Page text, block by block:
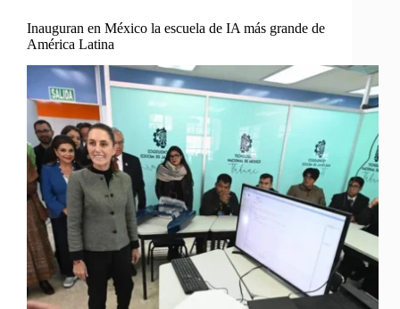
Inauguran en México la escuela de IA más grande de
América Latina